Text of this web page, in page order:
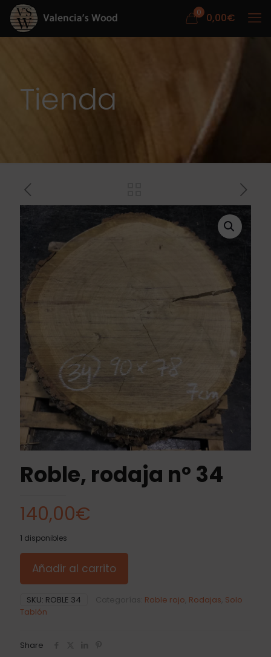
0 0,00€
Tienda
Roble, rodaja nº 34
140,00€
1 disponibles
Añadir al carrito
SKU: ROBLE 34 Roble rojo Rodajas Solo
Tablón
Share